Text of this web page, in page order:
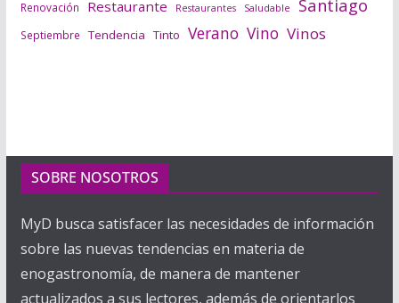
Renovación Restaurante Restaurantes Saludable Santiago
Septiembre Tendencia Tinto Verano Vino Vinos
SOBRE NOSOTROS
MyD busca satisfacer las necesidades de información
sobre las nuevas tendencias en materia de
enogastronomía, de manera de mantener
actualizados a sus lectores, además de orientarlos